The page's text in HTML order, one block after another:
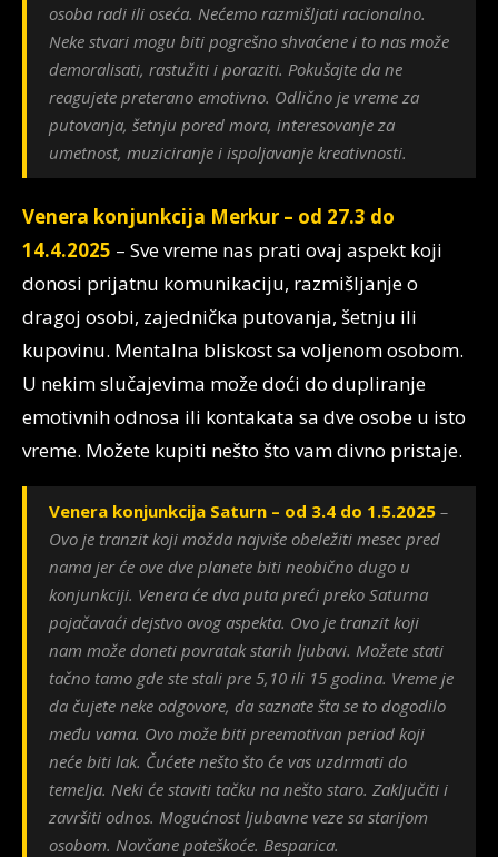
osoba radi ili oseća. Nećemo razmišljati racionalno.
Neke stvari mogu biti pogrešno shvaćene i to nas može
demoralisati, rastužiti i poraziti. Pokušajte da ne
reagujete preterano emotivno. Odlično je vreme za
putovanja, šetnju pored mora, interesovanje za
umetnost, muziciranje i ispoljavanje kreativnosti.
Venera konjunkcija Merkur – od 27.3 do
14.4.2025 – Sve vreme nas prati ovaj aspekt koji
donosi prijatnu komunikaciju, razmišljanje o
dragoj osobi, zajednička putovanja, šetnju ili
kupovinu. Mentalna bliskost sa voljenom osobom.
U nekim slučajevima može doći do dupliranje
emotivnih odnosa ili kontakata sa dve osobe u isto
vreme. Možete kupiti nešto što vam divno pristaje.
Venera konjunkcija Saturn – od 3.4 do 1.5.2025 –
Ovo je tranzit koji možda najviše obeležiti mesec pred
nama jer će ove dve planete biti neobično dugo u
konjunkciji. Venera će dva puta preći preko Saturna
pojačavaći dejstvo ovog aspekta. Ovo je tranzit koji
nam može doneti povratak starih ljubavi. Možete stati
tačno tamo gde ste stali pre 5,10 ili 15 godina. Vreme je
da čujete neke odgovore, da saznate šta se to dogodilo
među vama. Ovo može biti preemotivan period koji
neće biti lak. Čućete nešto što će vas uzdrmati do
temelja. Neki će staviti tačku na nešto staro. Zaključiti i
završiti odnos. Mogućnost ljubavne veze sa starijom
osobom. Novčane poteškoće. Besparica.